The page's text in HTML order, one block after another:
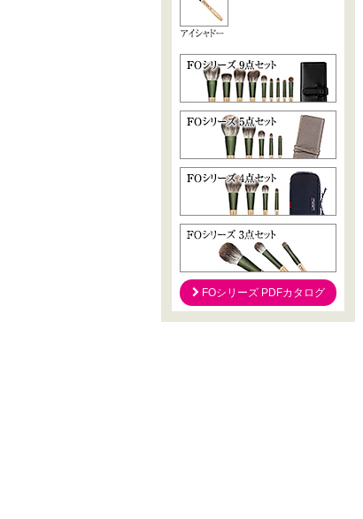
FOシリーズ PDFカタログ